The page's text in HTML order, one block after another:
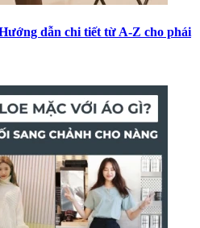
dẫn chi tiết từ A-Z cho phái